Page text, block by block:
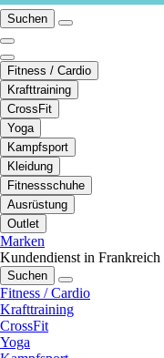
Suchen
Fitness / Cardio
Krafttraining
CrossFit
Yoga
Kampfsport
Kleidung
Fitnessschuhe
Ausrüstung
Outlet
Marken
Kundendienst in Frankreich
Suchen
Fitness / Cardio
Krafttraining
CrossFit
Yoga